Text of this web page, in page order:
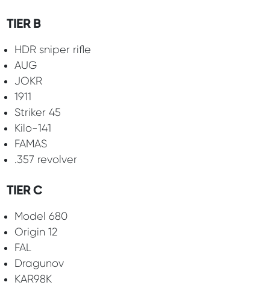
TIER B
HDR sniper rifle
AUG
JOKR
1911
Striker 45
Kilo-141
FAMAS
.357 revolver
TIER C
Model 680
Origin 12
FAL
Dragunov
KAR98K